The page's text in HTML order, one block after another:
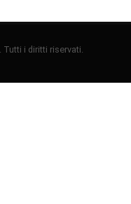
Tutti i diritti riservati.